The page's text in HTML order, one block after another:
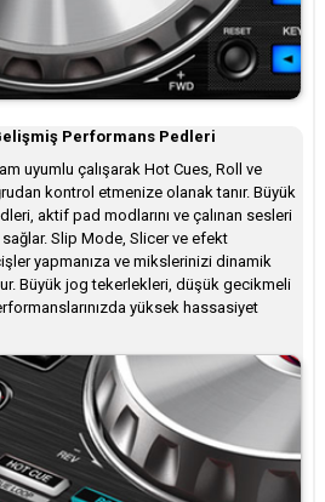
Performans Pedleri
uyumlu çalışarak Hot Cues, Roll ve
kontrol etmenize olanak tanır. Büyük
aktif pad modlarını ve çalınan sesleri
Slip Mode, Slicer ve efekt
yapmanıza ve mikslerinizi dinamik
Büyük jog tekerlekleri, düşük gecikmeli
yüksek hassasiyet